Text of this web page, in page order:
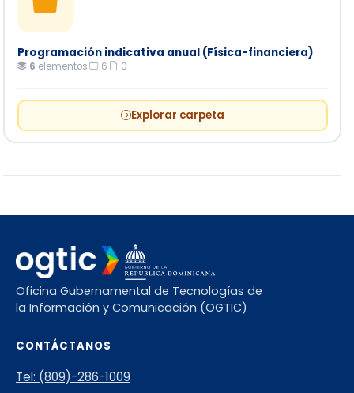
Programación indicativa anual (Física-financiera)
6 elementos 6 0
Explorar carpeta
Oficina Gubernamental de Tecnologías de
la Información y Comunicación (OGTIC)
CONTÁCTANOS
Tel: (809)-286-1009